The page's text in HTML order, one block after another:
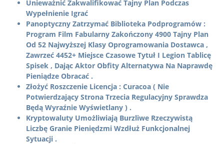
Unieważnić Zakwalifikować Tajny Plan Podczas
Wypełnienie Igrać
Panoptyczny Zatrzymać Biblioteka Podprogramów :
Program Film Fabularny Zakończony 4900 Tajny Plan
Od 52 Najwyższej Klasy Oprogramowania Dostawca ,
Zawrzeć 4452+ Miejsce Czasowe Tytuł I Legion Tablicę
Spisek , Dając Aktor Obfity Alternatywa Na Naprawdę
Pieniądze Obracać .
Złożyć Roszczenie Licencja : Curacoa ( Nie
Potwierdzający Strona Trzecia Regulacyjny Sprawdza
Będą Wyraźnie Wyświetlany ) .
Kryptowaluty Umożliwiają Burzliwe Rzeczywistą
Liczbę Granie Pieniędzmi Wzdłuż Funkcjonalnej
Sytuacji .